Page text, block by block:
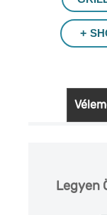
Legyen